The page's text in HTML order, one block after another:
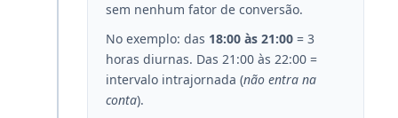
sem nenhum fator de conversão.
No exemplo: das 18:00 às 21:00 = 3
horas diurnas. Das 21:00 às 22:00 =
intervalo intrajornada (não entra na
conta).